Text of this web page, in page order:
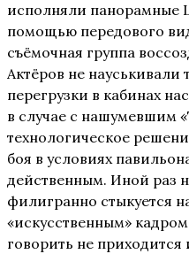
исполняли панорамные
помощью передового
съёмочная группа
Актёров не науськивали
перегрузки в кабинах
в случае с нашумевшим
технологическое
боя в условиях
действенным. Иной раз
филигранно стыкуется
«искусственным»
говорить не приходится